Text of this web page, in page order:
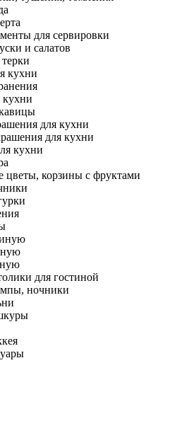
для сервировки
и салатов
кухни
кухни
для кухни
для кухни
кухни
цветы, корзины с фруктами
для гостиной
ночники